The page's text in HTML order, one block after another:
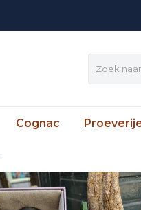
Cognac